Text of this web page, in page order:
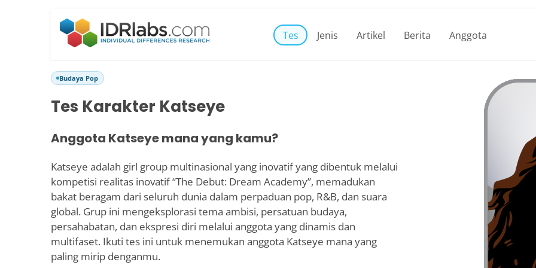
Tes Jenis Artikel Berita Anggota
Budaya Pop
Tes Karakter Katseye
Anggota Katseye mana yang kamu?
Katseye adalah girl group multinasional yang inovatif yang dibentuk melalui
kompetisi realitas inovatif “The Debut: Dream Academy”, memadukan
bakat beragam dari seluruh dunia dalam perpaduan pop, R&B, dan suara
global. Grup ini mengeksplorasi tema ambisi, persatuan budaya,
persahabatan, dan ekspresi diri melalui anggota yang dinamis dan
multifaset. Ikuti tes ini untuk menemukan anggota Katseye mana yang
paling mirip denganmu.